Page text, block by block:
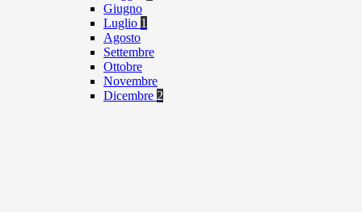
Giugno
Luglio 1
Agosto
Settembre
Ottobre
Novembre
Dicembre 2